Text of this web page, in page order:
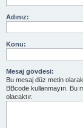
Adınız:
Konu:
Mesaj gövdesi:
Bu mesaj düz metin
BBcode kullanmayın. Bu
olacaktır.